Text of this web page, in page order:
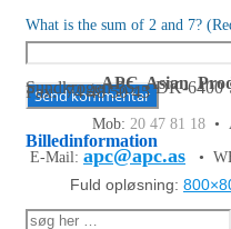
What is the sum of 2 and 7?
Billedinformation
Fuld opløsning:
APC Asian
Sundkrogen 35 • DK-
Fax: 74 48 50 45
Mob: 20 47 81 18 •
E-Mail: apc@apc.as •
Søg